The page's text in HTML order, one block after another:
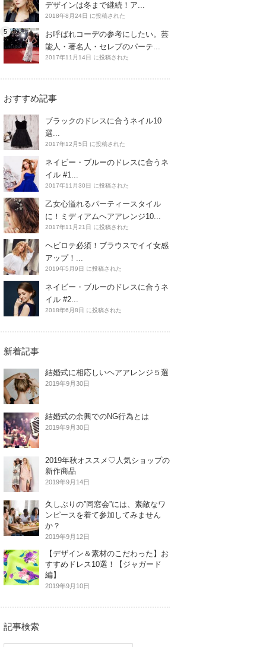
デザインは冬まで継続！ア...
2018年8月24日 に投稿された
お呼ばれコーデの参考にしたい。芸
能人・著名人・セレブのパーテ...
2017年11月14日 に投稿された
おすすめ記事
ブラックのドレスに合うネイル10
選...
2017年12月5日 に投稿された
ネイビー・ブルーのドレスに合うネ
イル #1...
2017年11月30日 に投稿された
乙女心溢れるパーティースタイル
に！ミディアムヘアアレンジ10...
2017年11月21日 に投稿された
ヘビロテ必須！ブラウスでイイ女感
アップ！...
2019年5月9日 に投稿された
ネイビー・ブルーのドレスに合うネ
イル #2...
2018年6月8日 に投稿された
新着記事
結婚式に相応しいヘアアレンジ５選
2019年9月30日
結婚式の余興でのNG行為とは
2019年9月30日
2019年秋オススメ♡人気ショップの
新作商品
2019年9月14日
久しぶりの”同窓会”には、素敵なワ
ンピースを着て参加してみません
か？
2019年9月12日
【デザイン＆素材のこだわった】お
すすめドレス10選！【ジャガード
編】
2019年9月10日
記事検索